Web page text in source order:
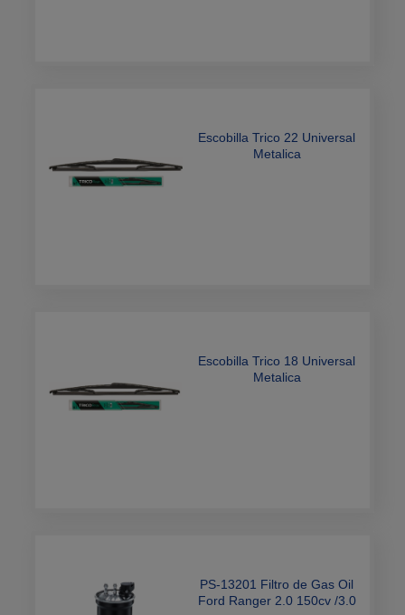
Escobilla Trico 22 Universal
Metalica
Escobilla Trico 18 Universal
Metalica
PS-13201 Filtro de Gas Oil
Ford Ranger 2.0 150cv /3.0